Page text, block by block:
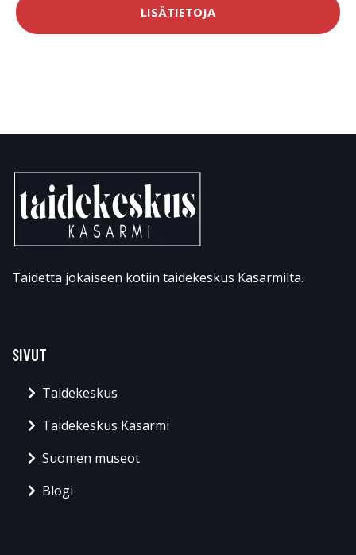
LISÄTIETOJA
Taidetta jokaiseen kotiin taidekeskus Kasarmilta.
SIVUT
Taidekeskus
Taidekeskus Kasarmi
Suomen museot
Blogi